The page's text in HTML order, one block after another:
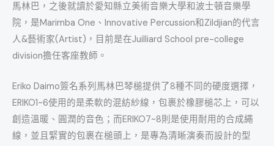
馬林巴，之後就讀於愛知縣立美術音樂大學和波士頓音樂學
院，是Marimba One、Innovative Percussion和Zildjian的代言
人&藝術家(Artist)，目前是在Juilliard School pre-college
division擔任客座教師。
Eriko Daimo簽名系列馬林巴琴槌提供了8種不同的硬度選擇，
ERIKO1~6使用的是柔軟的混紡紗線，包裹於橡膠槌芯上，可以
創造溫暖、圓潤的音色；而ERIKO7~8則是使用耐用的合成繩
線，並且緊實的包裹在槌頭上，是專為清晰演奏而設計的型